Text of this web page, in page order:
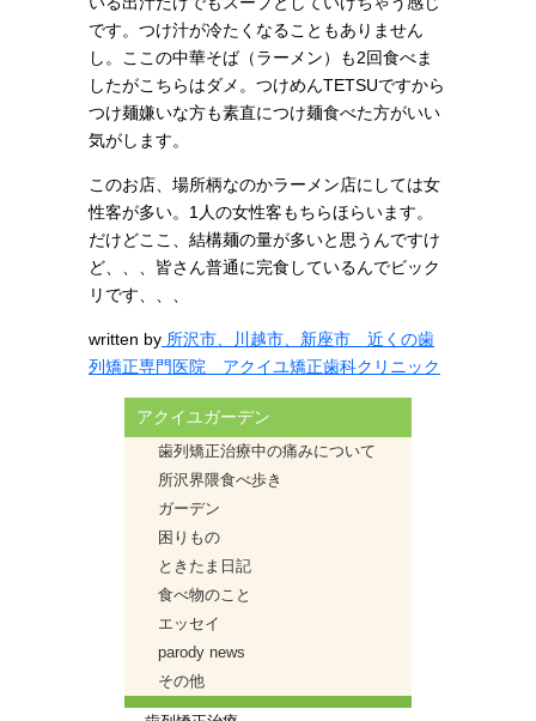
です。つけ汁が冷たくなることもありません
し。ここの中華そば（ラーメン）も2回食べま
したがこちらはダメ。つけめんTETSUですから
つけ麺嫌いな方も素直につけ麺食べた方がいい
気がします。
このお店、場所柄なのかラーメン店にしては女
性客が多い。1人の女性客もちらほらいます。
だけどここ、結構麺の量が多いと思うんですけ
ど、、、皆さん普通に完食しているんでビック
リです、、、
written by 所沢市、川越市、新座市 近くの歯
列矯正専門医院 アクイユ矯正歯科クリニック
アクイユガーデン
歯列矯正治療中の痛みについて
所沢界隈食べ歩き
ガーデン
困りもの
ときたま日記
食べ物のこと
エッセイ
parody news
その他